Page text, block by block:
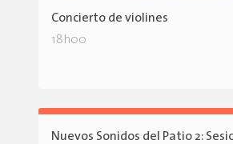
Concierto de violines
18h00
Nuevos Sonidos del Patio 2: